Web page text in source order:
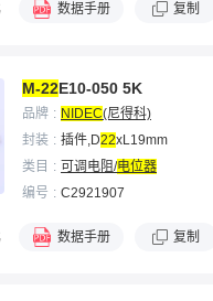
数据手册 复制
M-22E10-050 5K
品牌 NIDEC(尼得科)
封装
插件,D22xL19mm
类目
可调电阻/电位器
编号
C2921907
数据手册 复制